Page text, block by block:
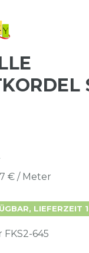
€ / Meter
LIEFERZEIT
FKS2-645